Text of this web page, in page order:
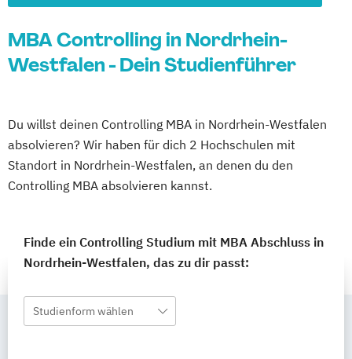
MBA Controlling in Nordrhein-
Westfalen - Dein Studienführer
Du willst deinen Controlling MBA in Nordrhein-Westfalen
absolvieren? Wir haben für dich 2 Hochschulen mit
Standort in Nordrhein-Westfalen, an denen du den
Controlling MBA absolvieren kannst.
Finde ein Controlling Studium mit MBA Abschluss in
Nordrhein-Westfalen, das zu dir passt:
Studienform wählen